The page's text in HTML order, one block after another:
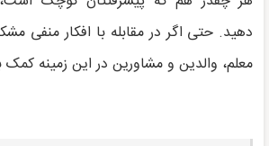
دهید. حتی اگر در مقابله با افکار منفی
معلم، والدین و مشاورین در این زمینه کمک